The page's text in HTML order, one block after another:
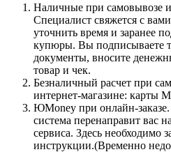
Наличные при самовывозе
Специалист свяжется с
уточнить время и заранее
купюры. Вы подписываете
документы, вносите
товар и чек.
Безналичный расчет при
интернет-магазине: карты
ЮMoney при онлайн-
система перенаправит вас
сервиса. Здесь необходимо
инструкции.(Временно